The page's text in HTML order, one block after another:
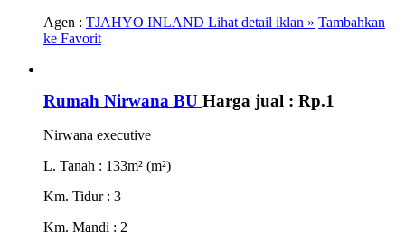
Agen : TJAHYO INLAND Lihat detail iklan » Tambahkan
ke Favorit
Rumah Nirwana BU Harga jual : Rp.1
Nirwana executive
L. Tanah : 133m² (m²)
Km. Tidur : 3
Km. Mandi : 2